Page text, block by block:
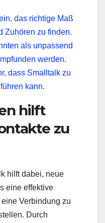
das richtige Maß
Zuhören zu finden.
als unpassend
werden.
dass Smalltalk zu
kann.
hilft
zu
hilft dabei, neue
eine effektive
Verbindung zu
Durch